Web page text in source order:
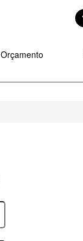
Orçamento